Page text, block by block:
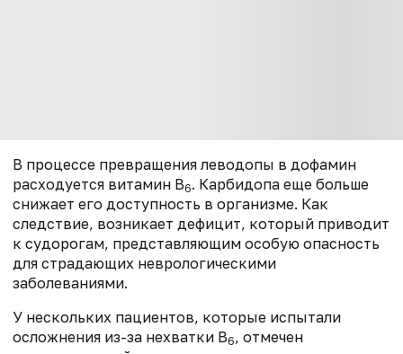
В процессе превращения леводопы в дофамин
расходуется витамин B6. Карбидопа еще больше
снижает его доступность в организме. Как
следствие, возникает дефицит, который приводит
к судорогам, представляющим особую опасность
для страдающих неврологическими
заболеваниями.
У нескольких пациентов, которые испытали
осложнения из-за нехватки B6, отмечен